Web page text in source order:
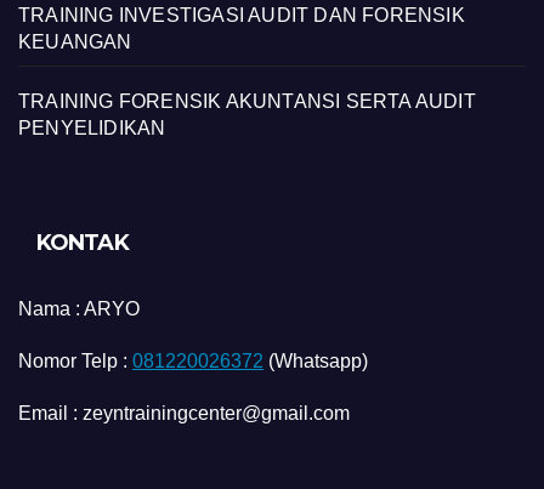
TRAINING INVESTIGASI AUDIT DAN FORENSIK
KEUANGAN
TRAINING FORENSIK AKUNTANSI SERTA AUDIT
PENYELIDIKAN
KONTAK
Nama : ARYO
Nomor Telp : 081220026372 (Whatsapp)
Email : zeyntrainingcenter@gmail.com